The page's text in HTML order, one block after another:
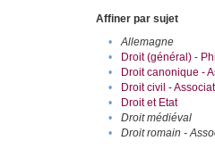
Affiner par sujet
•
Allemagne
•
Droit (général) -
•
Droit canonique -
•
Droit civil -
•
Droit et Etat
•
Droit médiéval
•
Droit romain -